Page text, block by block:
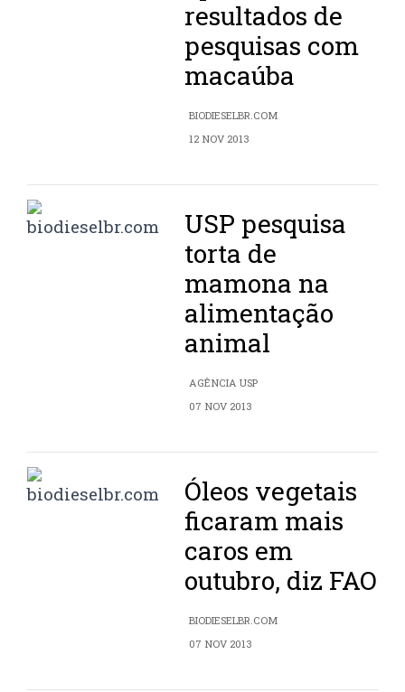
resultados de
pesquisas com
macaúba
BIODIESELBR.COM
12 NOV 2013
USP pesquisa
torta de
mamona na
alimentação
animal
AGÊNCIA USP
07 NOV 2013
Óleos vegetais
ficaram mais
caros em
outubro, diz FAO
BIODIESELBR.COM
07 NOV 2013